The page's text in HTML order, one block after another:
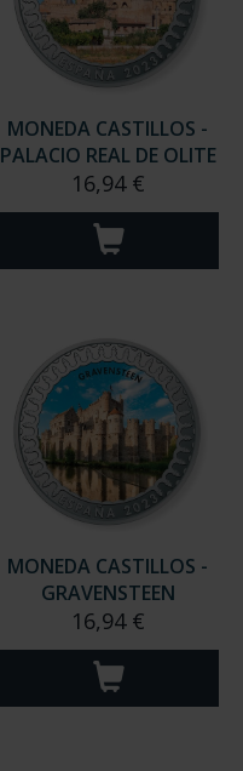
MONEDA CASTILLOS -
PALACIO REAL DE OLITE
16,94 €
MONEDA CASTILLOS -
GRAVENSTEEN
16,94 €